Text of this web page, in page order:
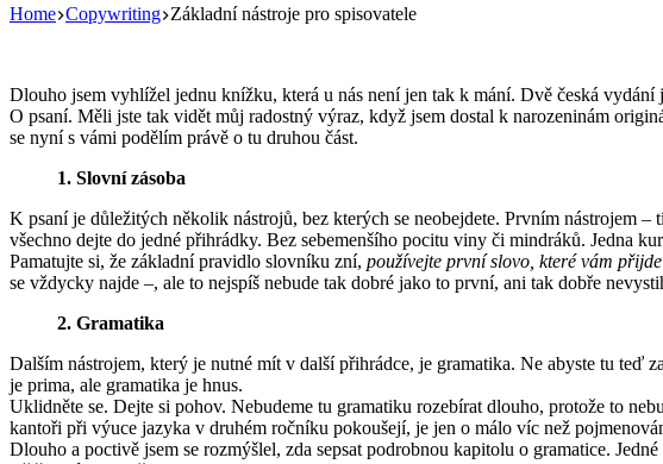
Home Copywriting Základní nástroje pro spisovatele
Dlouho jsem vyhlížel jednu knížku, která u nás není jen tak k mání. Dvě česká
O psaní. Měli jste tak vidět můj radostný výraz, když jsem dostal k narozeninám
se nyní s vámi podělím právě o tu druhou část.
1. Slovní zásoba
K psaní je důležitých několik nástrojů, bez kterých se neobejdete. Prvním nástrojem
všechno dejte do jedné přihrádky. Bez sebemenšího pocitu viny či mindráků. Jedna
Pamatujte si, že základní pravidlo slovníku zní, používejte první slovo, které vám
se vždycky najde –, ale to nejspíš nebude tak dobré jako to první, ani tak dobře
2. Gramatika
Dalším nástrojem, který je nutné mít v další přihrádce, je gramatika. Ne abyste tu teď
je prima, ale gramatika je hnus.
Uklidněte se. Dejte si pohov. Nebudeme tu gramatiku rozebírat dlouho, protože to
kantoři při výuce jazyka v druhém ročníku pokoušejí, je jen o málo víc než
Dlouho a poctivě jsem se rozmýšlel, zda sepsat podrobnou kapitolu o gramatice.